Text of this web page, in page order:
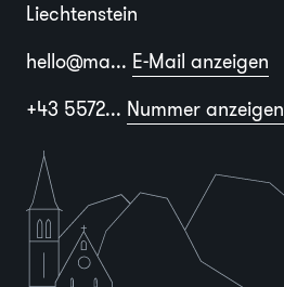
Liechtenstein
hello@ma... E-Mail anzeigen
+43 5572... Nummer anzeigen